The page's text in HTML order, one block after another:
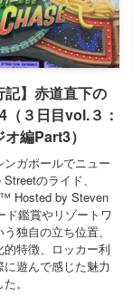
記】赤道直下の
３日目vol.３：
編Part3）
ガポールでニュー
のライド、
Hosted by Steven
ド鑑賞やリゾートワ
独自の立ち位置、
特徴、ロッカー利
遊んで感じた魅力
。